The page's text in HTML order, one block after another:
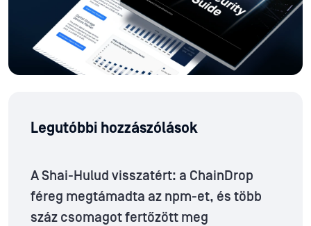
Legutóbbi hozzászólások
A Shai-Hulud visszatért: a ChainDrop
féreg megtámadta az npm-et, és több
száz csomagot fertőzött meg